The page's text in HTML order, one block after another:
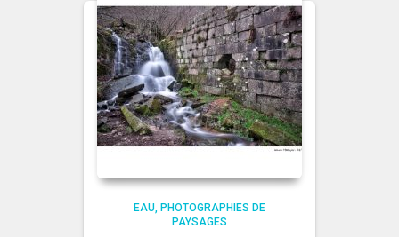
EAU PHOTOGRAPHIES DE
PAYSAGES